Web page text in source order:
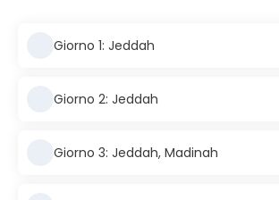
Giorno 1: Jeddah
Giorno 2: Jeddah
Giorno 3: Jeddah, Madinah